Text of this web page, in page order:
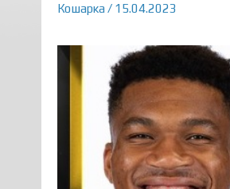
Кошарка / 15.04.2023